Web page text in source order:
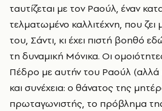
ταυτίζεται με τον Ραούλ, έναν
τελματωμένο καλλιτέχνη, που
του, Σάντι, κι έχει πιστή βοηθό
τη δυναμική Μόνικα. Οι
Πέδρο με αυτήν του Ραούλ (αλλά
και συνέχεια: ο θάνατος της
πρωταγωνιστής, το πρόβλημα